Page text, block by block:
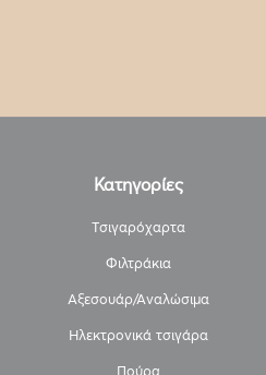
Κατηγορίες
Τσιγαρόχαρτα
Φιλτράκια
Αξεσουάρ/Αναλώσιμα
Ηλεκτρονικά τσιγάρα
Πούρα